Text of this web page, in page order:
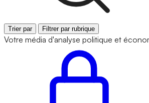
Trier par Filtrer par rubrique
Votre média d'analyse politique et